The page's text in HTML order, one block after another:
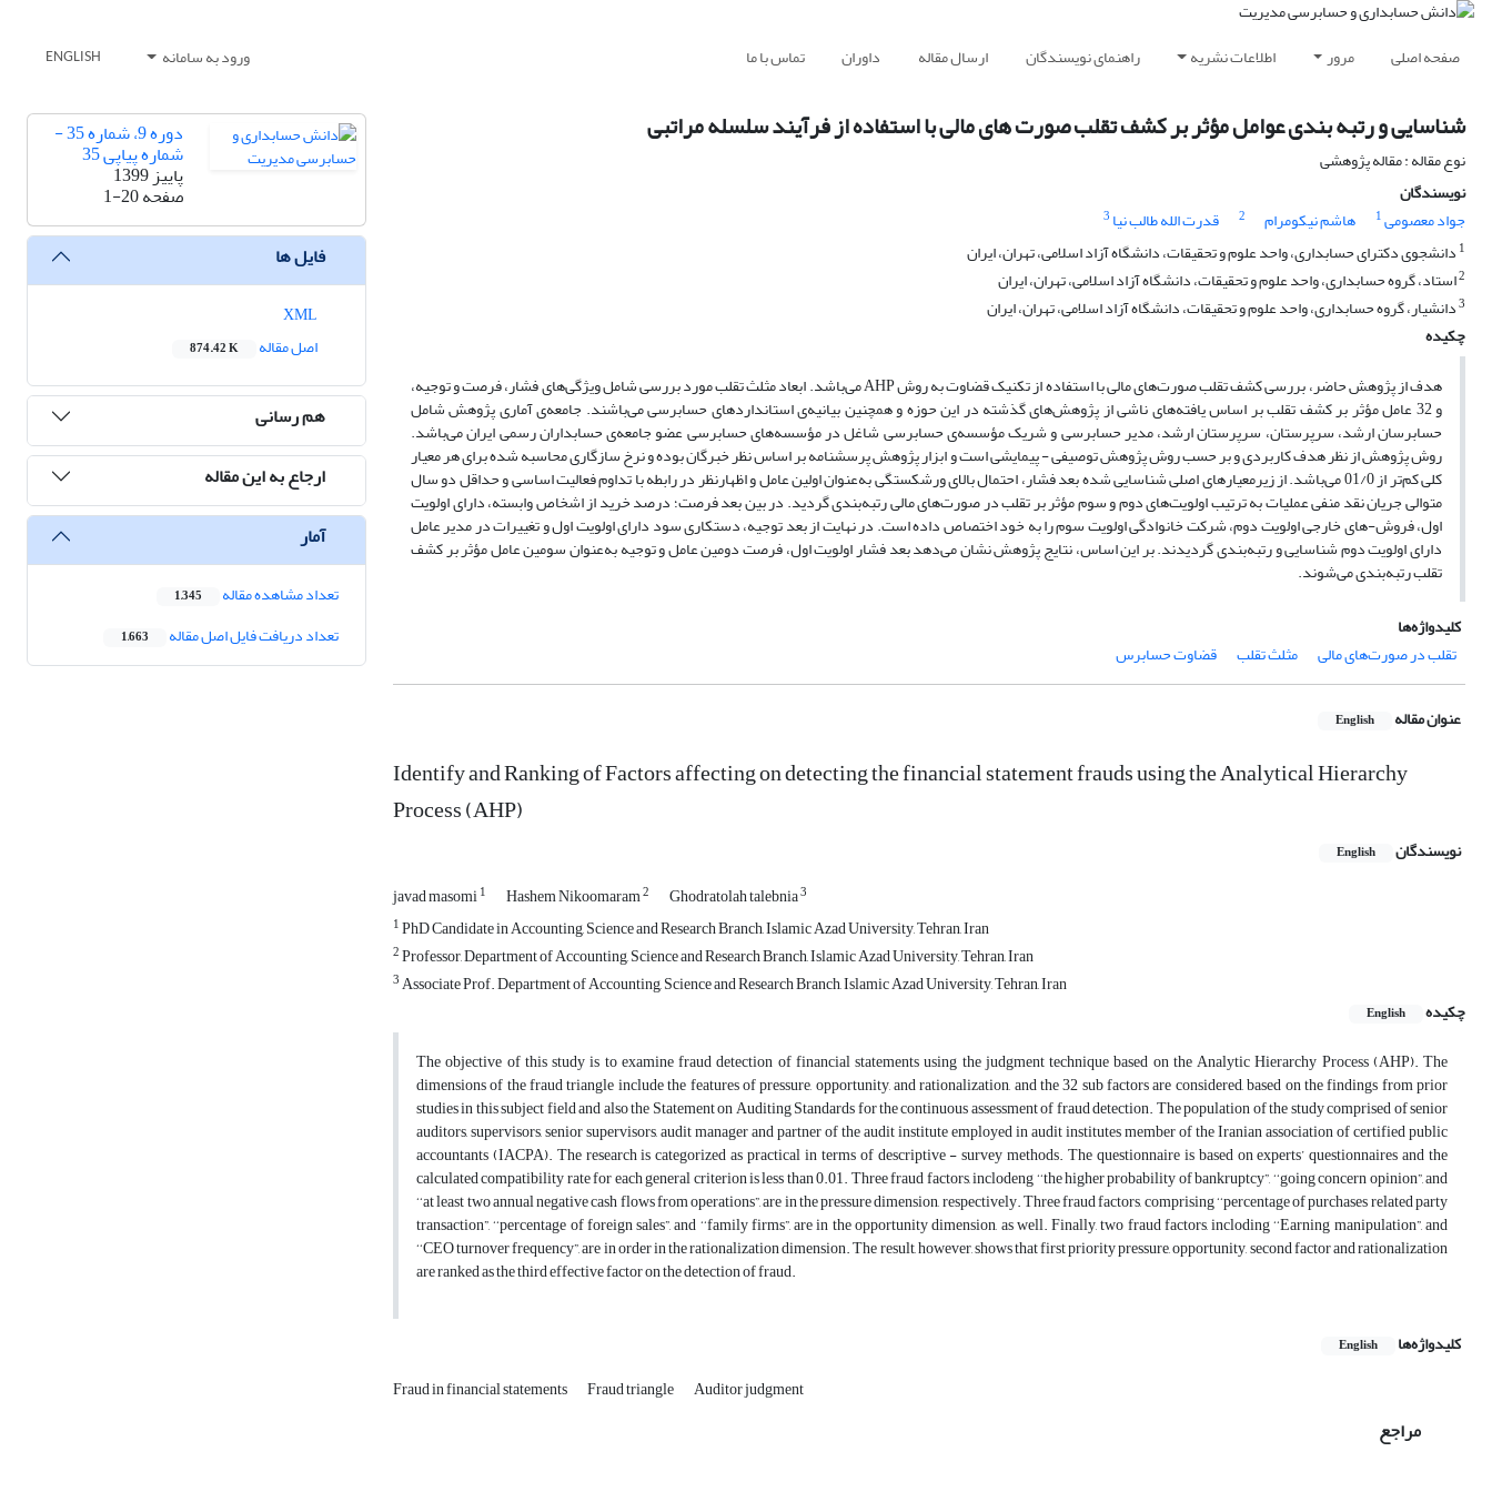
صفحه اصلی مرور اطلاعات نشریه راهنمای نویسندگان ارسال مقاله داوران تماس با ما ورود به سامانه ENGLISH
شناسایی و رتبه بندی عوامل مؤثر بر کشف تقلب صورت های مالی با استفاده از فرآیند سلسله مراتبی
نوع مقاله : مقاله پژوهشی
نویسندگان
جواد معصومی1 هاشم نیکومرام 2 قدرت الله طالب نیا 3
1 دانشجوی دکترای حسابداری، واحد علوم و تحقیقات، دانشگاه آزاد اسلامی، تهران، ایران
2استاد، گروه حسابداری، واحد علوم و تحقیقات، دانشگاه آزاد اسلامی، تهران، ایران
3دانشیار، گروه حسابداری، واحد علوم و تحقیقات، دانشگاه آزاد اسلامی، تهران، ایران
چکیده
هدف از پژوهش حاضر، بررسی کشف تقلب صورت‌های مالی با استفاده از تکنیک قضاوت به روش AHP می‌باشد. ابعاد مثلث تقلب مورد بررسی شامل ویژگی‌های فشار، فرصت و توجیه،
و 32 عامل مؤثر بر کشف تقلب بر اساس یافته‌های ناشی از پژوهش‌های گذشته در این حوزه و همچنین بیانیه‌ی استانداردهای حسابرسی می‌باشند. جامعه‌ی آماری پژوهش شامل
حسابرسان ارشد، سرپرستان، سرپرستان ارشد، مدیر حسابرسی و شریک مؤسسه‌ی حسابرسی شاغل در مؤسسه‌های حسابرسی عضو جامعه‌ی حسابداران رسمی ایران می‌باشد.
روش پژوهش از نظر هدف کاربردی و بر حسب روش پژوهش توصیفی - پیمایشی است و ابزار پژوهش پرسشنامه بر اساس نظر خبرگان بوده و نرخ سازگاری محاسبه شده برای هر معیار
کلی کم‌تر از 01/0 می‌باشد. از زیرمعیارهای اصلی شناسایی شده بعد فشار، احتمال بالای ورشکستگی به‌عنوان اولین عامل و اظهارنظر در رابطه با تداوم فعالیت اساسی و حداقل دو سال
متوالی جریان‌ نقد منفی عملیات به ترتیب اولویت‌های دوم و سوم مؤثر بر تقلب در صورت‌های مالی رتبه‌بندی گردید. در بین بعد فرصت؛ درصد خرید از اشخاص وابسته، دارای اولویت
اول، فروش-های خارجی اولویت دوم، شرکت خانوادگی اولویت سوم را به خود اختصاص داده است. در نهایت از بعد توجیه، دستکاری سود دارای اولویت اول و تغییرات در مدیر عامل
دارای اولویت دوم شناسایی و رتبه‌بندی گردیدند. بر این اساس، نتایج پژوهش نشان می‌دهد بعد فشار اولویت اول، فرصت دومین عامل و توجیه به‌عنوان سومین عامل مؤثر بر کشف
تقلب رتبه‌بندی می‌شوند.
کلیدواژه‌ها
تقلب در صورت‌های مالی
مثلث تقلب قضاوت حسابرس
عنوان مقاله English
Identify and Ranking of Factors affecting on detecting the financial statement frauds using the Analytical Hierarchy
Process (AHP)
نویسندگان English
javad masomi1 Hashem Nikoomaram2 Ghodratolah talebnia3
1PhD Candidate in Accounting, Science and Research Branch, Islamic Azad University, Tehran, Iran
2Professor, Department of Accounting, Science and Research Branch, Islamic Azad University, Tehran, Iran
3Associate Prof. Department of Accounting, Science and Research Branch, Islamic Azad University, Tehran, Iran
چکیده
English
The objective of this study is to examine fraud detection of financial statements using the judgment technique based on the Analytic Hierarchy Process (AHP). The
dimensions of the fraud triangle include the features of pressure, opportunity, and rationalization, and the 32 sub factors are considered, based on the findings from prior
studies in this subject field and also the Statement on Auditing Standards for the continuous assessment of fraud detection. The population of the study comprised of senior
auditors, supervisors, senior supervisors, audit manager and partner of the audit institute employed in audit institutes member of the Iranian association of certified public
accountants (IACPA). The research is categorized as practical in terms of descriptive - survey methods. The questionnaire is based on experts’ questionnaires and the
calculated compatibility rate for each general criterion is less than 0.01. Three fraud factors, inclodeng ‘‘the higher probability of bankruptcy”, ‘‘going concern opinion”, and
‘‘at least two annual negative cash flows from operations”, are in the pressure dimension, respectively. Three fraud factors, comprising ‘‘percentage of purchases related party
transaction”, ‘‘percentage of foreign sales”, and ‘‘family firms”, are in the opportunity dimension, as well. Finally, two fraud factors, incloding ‘‘Earning manipulation”, and
‘‘CEO turnover frequency”, are in order in the rationalization dimension. The result, however, shows that first priority pressure, opportunity, second factor and rationalization
are ranked as the third effective factor on the detection of fraud.
کلیدواژه‌ها English
Fraud in financial statements Fraud triangle Auditor judgment
مراجع
دوره 9، شماره 35 -
شماره پیاپی 35
پاییز 1399
صفحه1-20
فایل ها
اصل مقاله
874.42 K
هم رسانی
ارجاع به این مقاله
آمار
تعداد مشاهده مقاله 1,345
تعداد دریافت فایل اصل مقاله 1,663